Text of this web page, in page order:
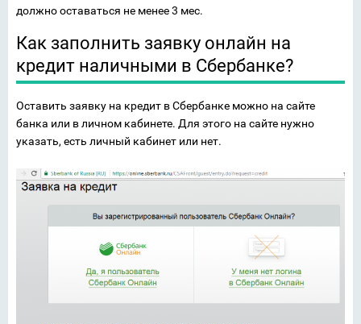
должно оставаться не менее 3 мес.
Как заполнить заявку онлайн на
кредит наличными в Сбербанке?
Оставить заявку на кредит в Сбербанке можно на сайте
банка или в личном кабинете. Для этого на сайте нужно
указать, есть личный кабинет или нет.